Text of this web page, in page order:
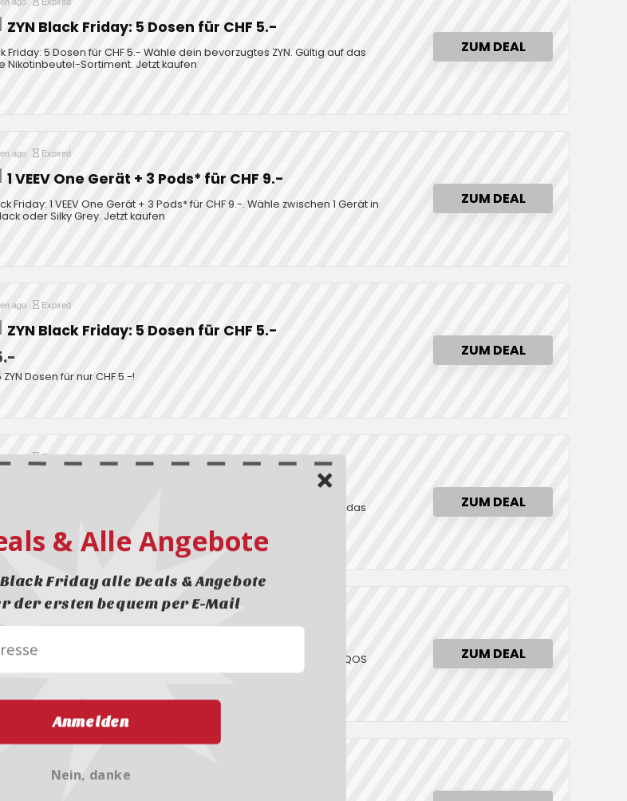
ZYN Black Friday: 5 Dosen für CHF 5.-
Friday: 5 Dosen für CHF 5.- Wähle dein bevorzugtes ZYN. Gültig auf das
Nikotinbeutel-Sortiment. Jetzt kaufen
ZUM DEAL
ago Expired
1 VEEV One Gerät + 3 Pods* für CHF 9.-
Friday: 1 VEEV One Gerät + 3 Pods* für CHF 9.-. Wähle zwischen 1 Gerät in
oder Silky Grey. Jetzt kaufen
ZUM DEAL
ago Expired
ZYN Black Friday: 5 Dosen für CHF 5.-
Dosen für nur CHF 5.-!
ZUM DEAL
ago Expired
Friday: 5 Dosen für CHF 5.- Wähle dein bevorzugtes ZYN. Gültig auf das
ZUM DEAL
ago Expired
Sie sich vom Zigarettenrauch mit IQOS. Entdecken Sie das IQOS
mit 1 IQOS ILUMA ONE & 3 Päckli TEREA für nur CHF 19.–
ZUM DEAL
IQOS Black Friday Weeks
Anmelden
& Alle Angebote
Friday alle Deals & Angebote
der ersten bequem per E-Mail
Nein, danke